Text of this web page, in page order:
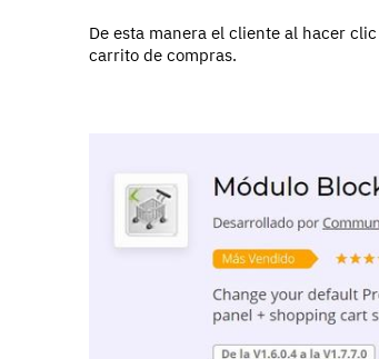
De esta manera el cliente al hacer
carrito de compras.